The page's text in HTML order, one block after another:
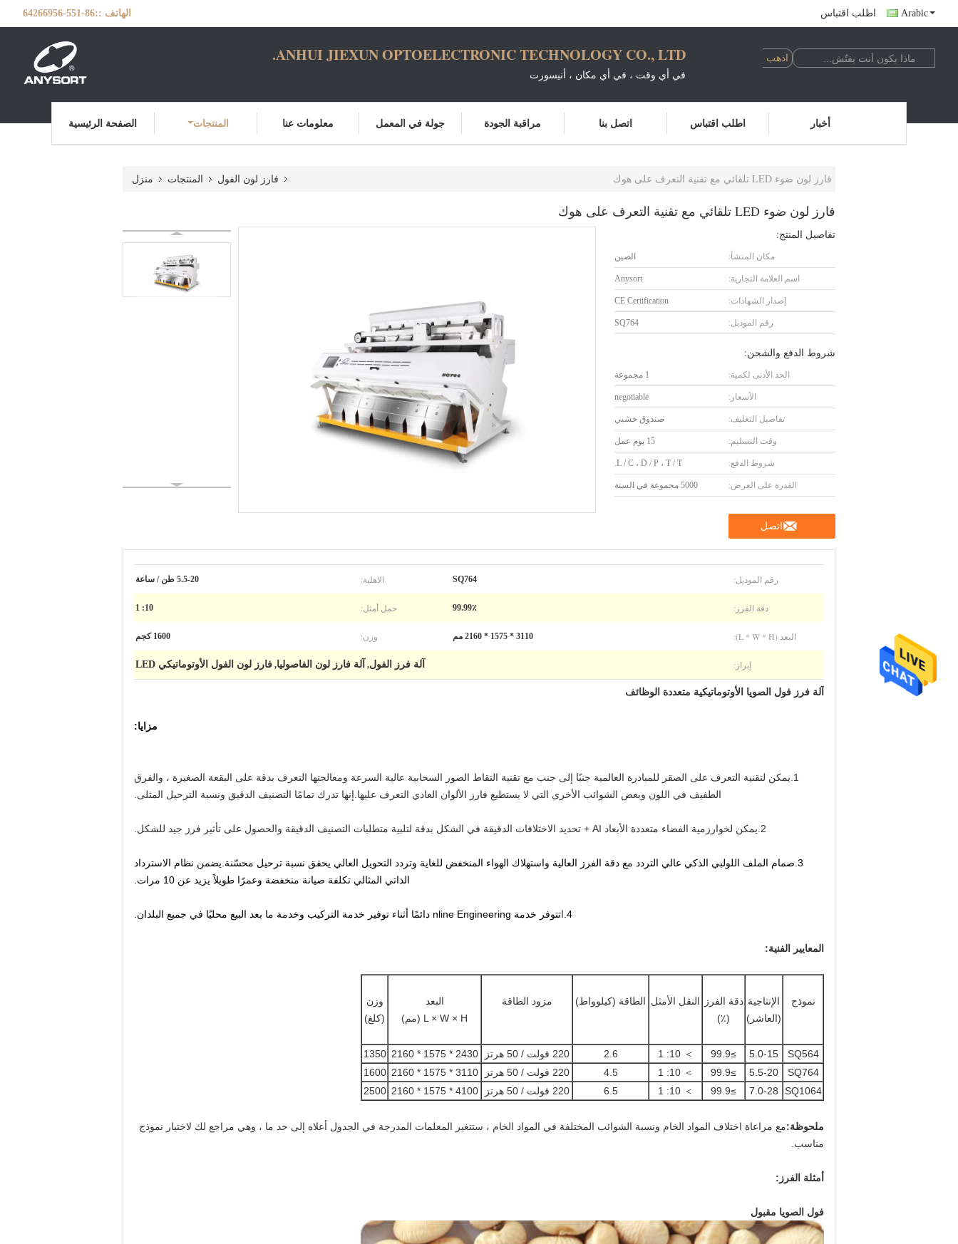
الهاتف ::86-551-64266956 اطلب اقتباس Arabic
ANHUI JIEXUN OPTOELECTRONIC TECHNOLOGY CO., LTD.
في أي وقت ، في أي مكان ، أنيسورت
الصفحة الرئيسية المنتجات معلومات عنا جولة في المعمل مراقبة الجودة اتصل بنا اطلب اقتباس أخبار
منزل المنتجات فارز لون الفول فارز لون ضوء LED تلقائي مع تقنية التعرف على هوك
فارز لون ضوء LED تلقائي مع تقنية التعرف على هوك
تفاصيل المنتج:
مكان المنشأ: الصين
اسم العلامة التجارية: Anysort
إصدار الشهادات: CE Certification
رقم الموديل: SQ764
شروط الدفع والشحن:
الحد الأدنى لكمية: 1 مجموعة
الأسعار: negotiable
تفاصيل التغليف: صندوق خشبي
وقت التسليم: 15 يوم عمل
شروط الدفع: L / C ، D / P ، T / T.
القدرة على العرض: 5000 مجموعة في السنة
اتصل
رقم الموديل: SQ764 الاهلية: 5.5-20 طن / ساعة
دقة الفرز: 99.99٪ حمل أمثل: 10: 1
البعد (L * W * H): 3110 * 1575 * 2160 مم وزن: 1600 كجم
إبراز: آلة فرز الفول, آلة فارز لون الفاصوليا, فارز لون الفول الأوتوماتيكي LED
آلة فرز فول الصويا الأوتوماتيكية متعددة الوظائف
مزايا:
1. يمكن لتقنية التعرف على الصقر للمبادرة العالمية جنبًا إلى جنب مع تقنية التقاط الصور السحابية عالية السرعة ومعالجتها التعرف بدقة على البقعة الصغيرة ، والفرق
الطفيف في اللون وبعض الشوائب الأخرى التي لا يستطيع فارز الألوان العادي التعرف عليها.إنها تدرك تمامًا التصنيف الدقيق ونسبة الترحيل المثلى.
2. يمكن لخوارزمية الفضاء متعددة الأبعاد AI + تحديد الاختلافات الدقيقة في الشكل بدقة لتلبية متطلبات التصنيف الدقيقة والحصول على تأثير فرز جيد للشكل.
3. صمام الملف اللولبي الذكي عالي التردد مع دقة الفرز العالية واستهلاك الهواء المنخفض للغاية وتردد التحويل العالي يحقق نسبة ترحيل محسّنة.يضمن نظام الاسترداد
الذاتي المثالي تكلفة صيانة منخفضة وعمرًا طويلاً يزيد عن 10 مرات.
4. اتتوفر خدمة nline Engineering دائمًا أثناء توفير خدمة التركيب وخدمة ما بعد البيع محليًا في جميع البلدان.
المعايير الفنية:
نموذج
الإنتاجية
(العاشر)
دقة الفرز
(٪)
النقل الأمثل الطاقة (كيلوواط) مزود الطاقة
البعد
L × W × H (مم)
وزن
(كلغ)
SQ564
5.0-15
≥99.9
＞ 10: 1
2.6 220 فولت / 50 هرتز 2430 * 1575 * 2160
1350
SQ764
5.5-20
≥99.9
＞ 10: 1
4.5 220 فولت / 50 هرتز 3110 * 1575 * 2160
1600
SQ1064
7.0-28
≥99.9
＞ 10: 1
6.5 220 فولت / 50 هرتز 4100 * 1575 * 2160
2500
ملحوظة:مع مراعاة اختلاف المواد الخام ونسبة الشوائب المختلفة في المواد الخام ، ستتغير المعلمات المدرجة في الجدول أعلاه إلى حد ما ، وهي مراجع لك لاختيار نموذج
مناسب.
أمثلة الفرز:
فول الصويا مقبول